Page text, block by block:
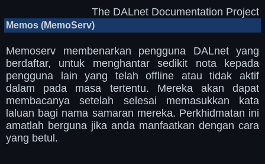
The DALnet Documentation Project
Memos (MemoServ)
Memoserv membenarkan pengguna DALnet yang
berdaftar, untuk menghantar sedikit nota kepada
pengguna lain yang telah offline atau tidak aktif
dalam pada masa tertentu. Mereka akan dapat
membacanya setelah selesai memasukkan kata
laluan bagi nama samaran mereka. Perkhidmatan ini
amatlah berguna jika anda manfaatkan dengan cara
yang betul.